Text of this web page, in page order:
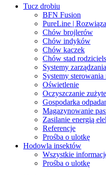
Tucz drobiu
BFN Fusion
PureLine |
Chów brojlerów
Chów indyków
Chów kaczek
Chów stad
Systemy
Systemy
Oświetlenie
Oczyszczanie
Gospodarka
Magazynowanie
Zasilanie energią
Referencje
Prośba o ulotkę
Hodowla insektów
Wszystkie
Prośba o ulotkę